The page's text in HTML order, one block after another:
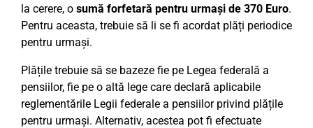
la cerere, o sumă forfetară pentru urmași de 370 Euro.
Pentru aceasta, trebuie să li se fi acordat plăți periodice
pentru urmași.
Plățile trebuie să se bazeze fie pe Legea federală a
pensiilor, fie pe o altă lege care declară aplicabile
reglementările Legii federale a pensiilor privind plățile
pentru urmași. Alternativ, acestea pot fi efectuate